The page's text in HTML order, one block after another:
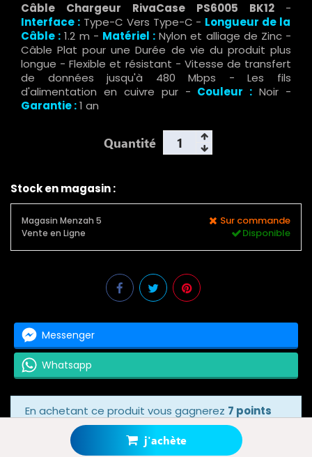
Câble Chargeur RivaCase PS6005 BK12 -
Interface :Type-C Vers Type-C - Longueur de la
Câble : 1.2 m - Matériel : Nylon et alliage de Zinc -
Câble Plat pour une Durée de vie du produit plus
longue - Flexible et résistant - Vitesse de transfert
de données jusqu'à 480 Mbps - Les fils
d'alimentation en cuivre pur - Couleur : Noir -
Garantie :1 an
Quantité
j'achète
Stock en magasin :
Magasin Menzah 5 Sur commande
Vente en Ligne Disponible
Messenger
Whatsapp
En achetant ce produit vous gagnerez 7 points
grâce à notre programme de fidélité.
Votre panier totalisera7 points bonus